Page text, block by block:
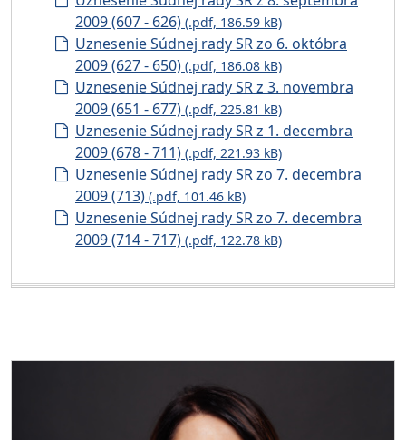
2009 (607 - 626) (.pdf, 186.59 kB)
Uznesenie Súdnej rady SR zo 6. októbra
2009 (627 - 650) (.pdf, 186.08 kB)
Uznesenie Súdnej rady SR z 3. novembra
2009 (651 - 677) (.pdf, 225.81 kB)
Uznesenie Súdnej rady SR z 1. decembra
2009 (678 - 711) (.pdf, 221.93 kB)
Uznesenie Súdnej rady SR zo 7. decembra
2009 (713) (.pdf, 101.46 kB)
Uznesenie Súdnej rady SR zo 7. decembra
2009 (714 - 717) (.pdf, 122.78 kB)